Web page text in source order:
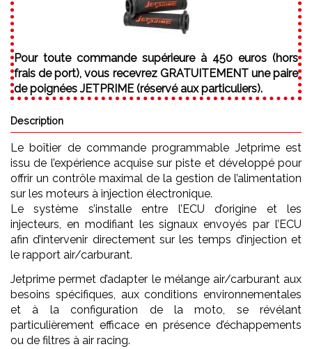
Pour toute commande supérieure à 450 euros (hors
frais de port), vous recevrez GRATUITEMENT une paire
de poignées JETPRIME (réservé aux particuliers).
Description
Le boîtier de commande programmable Jetprime est
issu de l’expérience acquise sur piste et développé pour
offrir un contrôle maximal de la gestion de l’alimentation
sur les moteurs à injection électronique.
Le système s’installe entre l’ECU d’origine et les
injecteurs, en modifiant les signaux envoyés par l’ECU
afin d’intervenir directement sur les temps d’injection et
le rapport air/carburant.
Jetprime permet d’adapter le mélange air/carburant aux
besoins spécifiques, aux conditions environnementales
et à la configuration de la moto, se révélant
particulièrement efficace en présence d’échappements
ou de filtres à air racing.